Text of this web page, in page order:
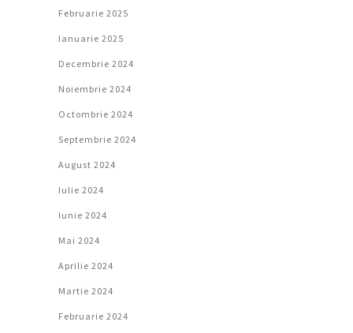
Februarie 2025
Ianuarie 2025
Decembrie 2024
Noiembrie 2024
Octombrie 2024
Septembrie 2024
August 2024
Iulie 2024
Iunie 2024
Mai 2024
Aprilie 2024
Martie 2024
Februarie 2024